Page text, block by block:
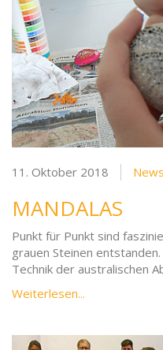
11. Oktober 2018
MANDALAS
Punkt für Punkt sind
grauen Steinen
Technik der australischen
Weiterlesen...